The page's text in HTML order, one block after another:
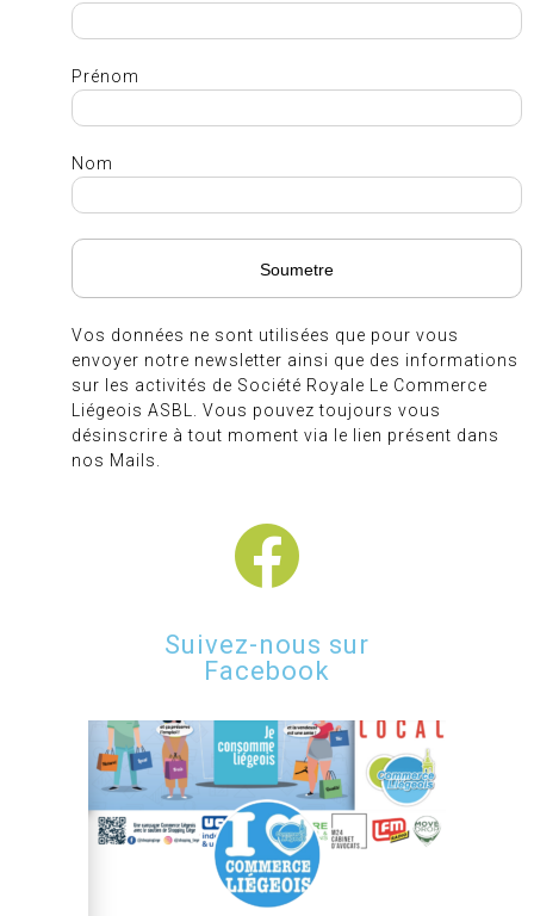
Prénom
Nom
Vos données ne sont utilisées que pour vous
envoyer notre newsletter ainsi que des informations
sur les activités de Société Royale Le Commerce
Liégeois ASBL. Vous pouvez toujours vous
désinscrire à tout moment via le lien présent dans
nos Mails.
Suivez-nous sur
Facebook